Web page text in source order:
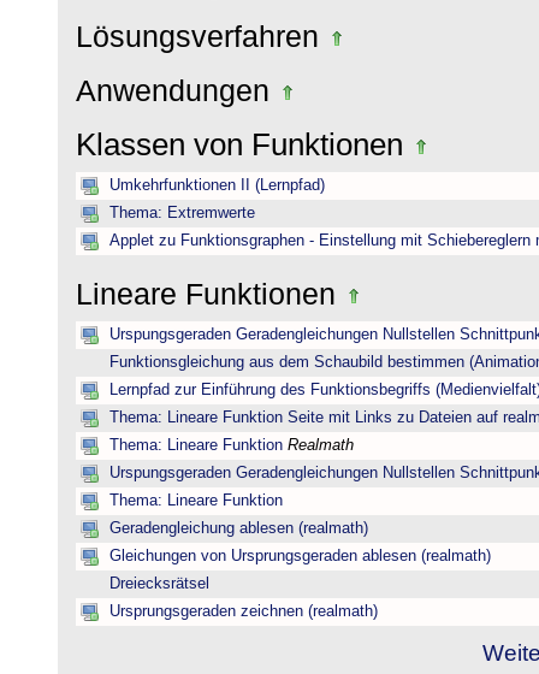
Lösungsverfahren
Anwendungen
Klassen von Funktionen
Umkehrfunktionen II (Lernpfad)
Thema: Extremwerte
Applet zu Funktionsgraphen - Einstellung mit Schiebereglern
Lineare Funktionen
Urspungsgeraden Geradengleichungen Nullstellen
Funktionsgleichung aus dem Schaubild bestimmen
Lernpfad zur Einführung des Funktionsbegriffs
Thema: Lineare Funktion Seite mit Links zu Dateien auf
Thema: Lineare Funktion Realmath
Urspungsgeraden Geradengleichungen Nullstellen
Thema: Lineare Funktion
Geradengleichung ablesen (realmath)
Gleichungen von Ursprungsgeraden ablesen (realmath)
Dreiecksrätsel
Ursprungsgeraden zeichnen (realmath)